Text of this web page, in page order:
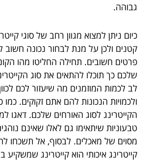
גבוהה.
כיום ניתן למצוא מגוון רחב של סוגי
קטנים ולכן על מנת לבחור נכונה
פרטים חשובים. תחילה החליטו מהו
שלכם כך תוכלו להתאים את סוג
לב לכמות המוזמנים מה שיעזור לכם
ולכמויות הנכונות להם אתם זקוקים. כמו
הקייטרינג לסוג האורחים שלכם. דאגו
טבעוניות שיתאימו גם לאלו שאינם
מסוים של מאכלים. לבסוף, אל תשכחו
קייטרינג איכותי הוא קייטרינג שמשקיע